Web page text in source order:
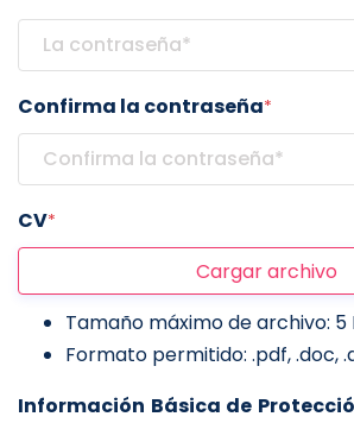
Confirma la contraseña*
CV*
Cargar archivo
Tamaño máximo de archivo: 5
Formato permitido: .pdf, .doc,
Información Básica de